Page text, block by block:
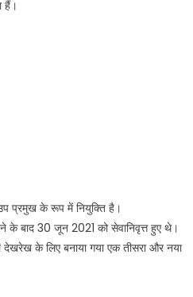
हैं।
प्रमुख के रूप में नियुक्ति है।
के बाद 30 जून 2021 को सेवानिवृत्त हुए थे।
के लिए बनाया गया एक तीसरा और नया